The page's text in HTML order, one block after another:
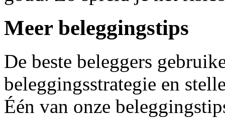
Meer beleggingstips
De beste beleggers
beleggingsstrategie en
Één van onze